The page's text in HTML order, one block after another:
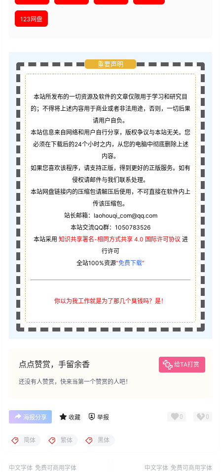
123网盘
重要声明
本站所发布的一切资源及软件的文章仅限用于学习和研究目
的；不得将上述内容用于商业或者非法用途，否则，一切后果
请用户自负。
本站信息来自网络和用户自行分享，版权争议与本站无关。您
必须在下载后的24个小时之内，从您的电脑中彻底删除上述
内容。
如果您喜欢该程序，请支持正版，得到更好的正版服务。如有
侵权请邮件与我们联系处理。
本站网盘链接内的压缩包请解压后使用，不可直接在软件内上
传该压缩包。
站长邮箱：laohouqi_com@qq.com
本站交流QQ群：1050783526
本站采用 知识共享署名-相同方式共享 4.0 国际许可协议 进
行许可
全站100%资源“免费下载”
你以为我工作就是为了那几个臭钱吗？是！
点点赞赏，手留余香 给TA打赏
还没有人赞赏，快来当第一个赞赏的人吧！
海报分享 收藏 举报 0 0
简体 繁体 黑体
中文字体 免费可商用字体 中文字体 免费可商用字体